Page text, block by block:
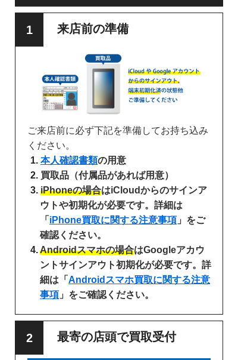
来店前の準備
ご来店前に必ず下記を準備してお持ち込み
ください。
本人確認書類の用意
買取品（付属品があれば用意）
iPhoneの場合はiCloudからのサインア
ウトや初期化が必要です。詳細は
「 iPhone買取に関する注意事項 」をご
確認ください。
Androidスマホの場合はGoogleアカウ
ントサインアウト初期化が必要です。詳
細は「 Androidスマホ買取に関する注意
事項 」をご確認ください。
最寄の店頭で買取受付